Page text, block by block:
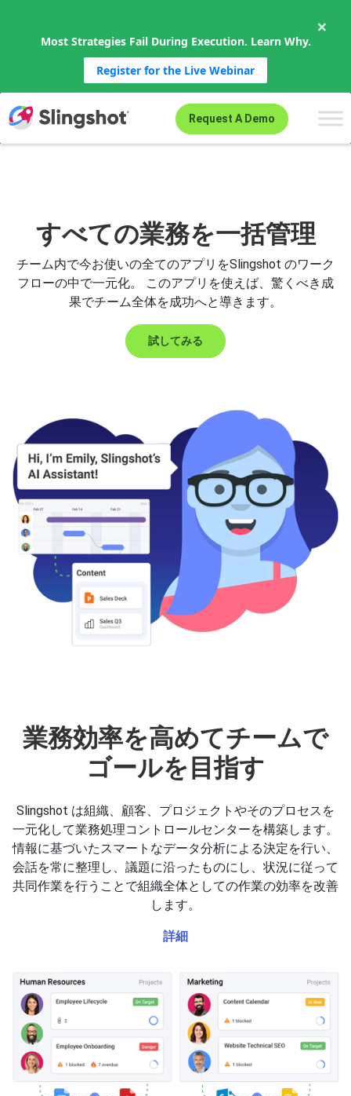
Most Strategies Fail During Execution. Learn Why.
Register for the Live Webinar
×
Request A Demo
すべての業務を一括管理
チーム内で今お使いの全てのアプリをSlingshot のワーク
フローの中で一元化。 このアプリを使えば、驚くべき成
果でチーム全体を成功へと導きます。
試してみる
業務効率を高めてチームで
ゴールを目指す
Slingshot は組織、顧客、プロジェクトやそのプロセスを
一元化して業務処理コントロールセンターを構築します。
情報に基づいたスマートなデータ分析による決定を行い、
会話を常に整理し、議題に沿ったものにし、状況に従って
共同作業を行うことで組織全体としての作業の効率を改善
します。
詳細